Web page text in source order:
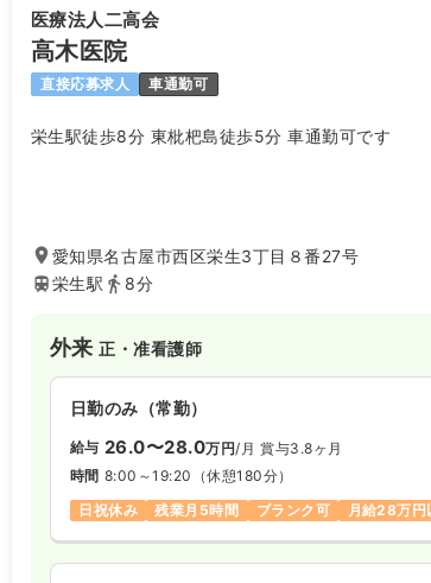
医療法人二高会
高木医院
直接応募求人 車通勤可
栄生駅徒歩8分 東枇杷島徒歩5分 車通勤可です
愛知県名古屋市西区栄生3丁目８番27号
栄生駅
8分
外来正・准看護師
日勤のみ（常勤）
給与 26.0〜28.0万円/月 賞与3.8ヶ月
時間 8:00～19:20 （休憩180分）
日祝休み
残業月5時間 ブランク可 月給28万円